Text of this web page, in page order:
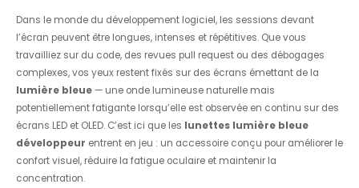
Dans le monde du développement logiciel, les sessions devant
l’écran peuvent être longues, intenses et répétitives. Que vous
travailliez sur du code, des revues pull request ou des débogages
complexes, vos yeux restent fixés sur des écrans émettant de la
lumière bleue — une onde lumineuse naturelle mais
potentiellement fatigante lorsqu’elle est observée en continu sur des
écrans LED et OLED. C’est ici que les lunettes lumière bleue
développeur entrent en jeu : un accessoire conçu pour améliorer le
confort visuel, réduire la fatigue oculaire et maintenir la
concentration.